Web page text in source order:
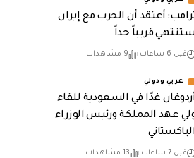
أعتقد أن الحرب مع إيران
ستنتهي قريباً جداً
قبل 6 ساعات 9 مشاهدات
عربي ودولي
أردوغان غدًا في السعودية للقاء
عهد المملكة ورئيس الوزراء
الباكستاني
قبل 7 ساعات 13 مشاهدات